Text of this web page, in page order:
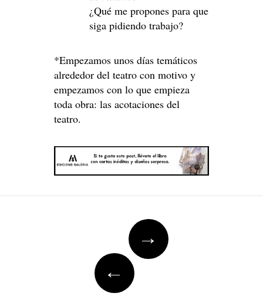
¿Qué me propones para que
siga pidiendo trabajo?
*Empezamos unos días temáticos
alrededor del teatro con motivo y
empezamos con lo que empieza
toda obra: las acotaciones del
teatro.
navigation
→
←